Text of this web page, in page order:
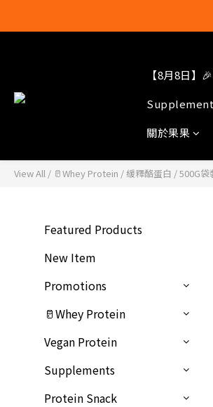
【8月8日】
關於果果
View All / 🥛Whey Protein /緩釋酪蛋白 /500G袋
Featured Products
New Item
Promotions
🥛Whey Protein
Vegan Protein
Supplements
Protein Snack